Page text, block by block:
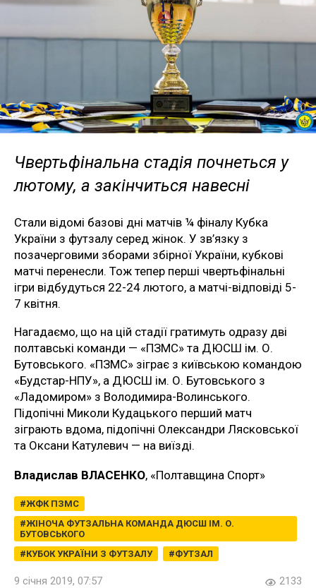
Чвертьфінальна стадія почнеться у
лютому, а закінчиться навесні
Стали відомі базові дні матчів ¼ фіналу Кубка
України з футзалу серед жінок. У зв’язку з
позачерговими зборами збірної України, кубкові
матчі перенесли. Тож тепер перші чвертьфінальні
ігри відбудуться 22-24 лютого, а матчі-відповіді 5-
7 квітня.
Нагадаємо, що на цій стадії гратимуть одразу дві
полтавські команди — «ПЗМС» та ДЮСШ ім. О.
Бутовського. «ПЗМС» зіграє з київською командою
«Будстар-НПУ», а ДЮСШ ім. О. Бутовського з
«Ладомиром» з Володимира-Волинського.
Підопічні Миколи Кудацького перший матч
зіграють вдома, підопічні Олександри Лясковської
та Оксани Катулевич — на виїзді.
Владислав ВЛАСЕНКО, «Полтавщина Спорт»
ЖФК ПЗМС
ЖІНОЧА ФУТЗАЛЬНА КОМАНДА ДЮСШ ІМ. О.
БУТОВСЬКОГО
КУБОК УКРАЇНИ З ФУТЗАЛУ
ФУТЗАЛ
9 січня 2019, 07:57 2133